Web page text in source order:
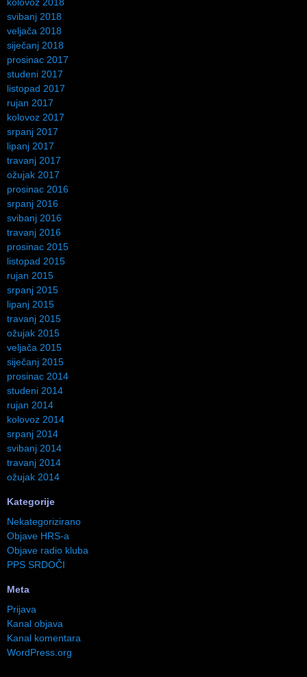
svibanj 2018
veljača 2018
siječanj 2018
prosinac 2017
studeni 2017
listopad 2017
rujan 2017
kolovoz 2017
srpanj 2017
lipanj 2017
travanj 2017
ožujak 2017
prosinac 2016
srpanj 2016
svibanj 2016
travanj 2016
prosinac 2015
listopad 2015
rujan 2015
srpanj 2015
lipanj 2015
travanj 2015
ožujak 2015
veljača 2015
siječanj 2015
prosinac 2014
studeni 2014
rujan 2014
kolovoz 2014
srpanj 2014
svibanj 2014
travanj 2014
ožujak 2014
Kategorije
Nekategorizirano
Objave HRS-a
Objave radio kluba
PPS SRDOČI
Meta
Prijava
Kanal objava
Kanal komentara
WordPress.org